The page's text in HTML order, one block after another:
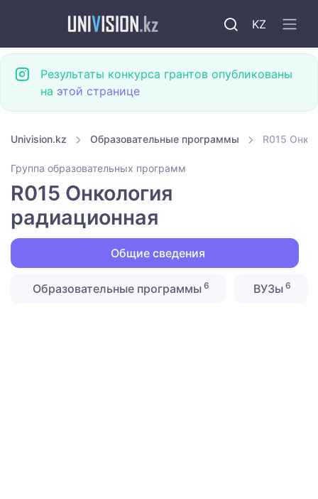
KZ
Результаты конкурса грантов опубликованы
на этой странице
Univision.kz Образовательные программы R015
Группа образовательных программ
R015 Онкология
радиационная
Общие сведения
Образовательные программы 6 ВУЗы 6